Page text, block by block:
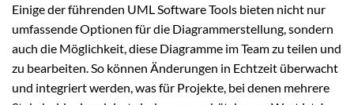
Einige der führenden UML Software Tools bieten nicht nur
umfassende Optionen für die Diagrammerstellung, sondern
auch die Möglichkeit, diese Diagramme im Team zu teilen und
zu bearbeiten. So können Änderungen in Echtzeit überwacht
und integriert werden, was für Projekte, bei denen mehrere